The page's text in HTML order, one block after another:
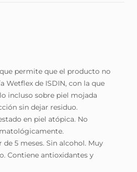
que permite que el producto no
Wetflex de ISDIN, con la que
incluso sobre piel mojada
sin dejar residuo.
en piel atópica. No
5 meses. Sin alcohol. Muy
Contiene antioxidantes y